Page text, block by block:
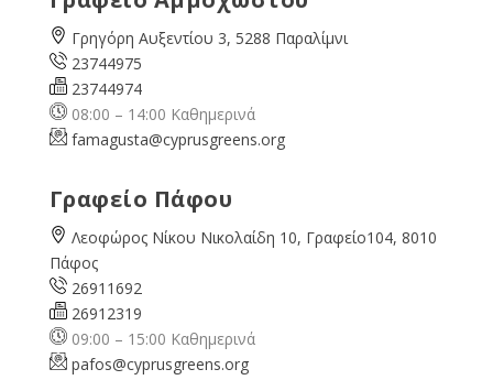
Γρηγόρη Αυξεντίου 3, 5288 Παραλίμνι
23744975
23744974
08:00 – 14:00 Καθημερινά
famagusta@cyprusgreens.org
Γραφείο Πάφου
Λεοφώρος Νίκου Νικολαίδη 10, Γραφείο104, 8010
Πάφος
26911692
26912319
09:00 – 15:00 Καθημερινά
pafos@cyprusgreens.org